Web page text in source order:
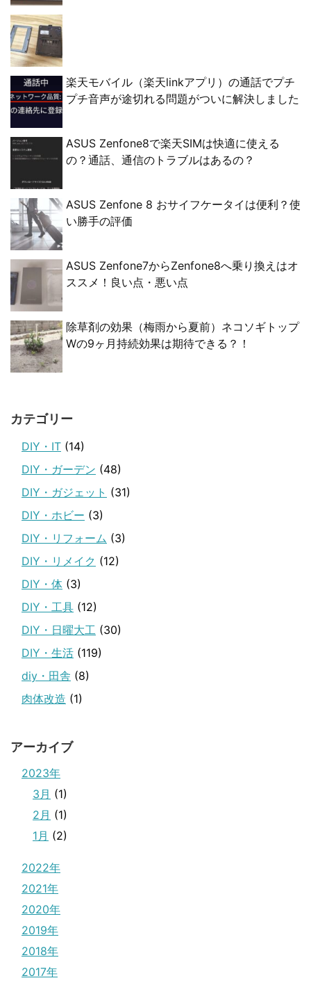
楽天モバイル（楽天linkアプリ）の通話でプチ
プチ音声が途切れる問題がついに解決しました
ASUS Zenfone8で楽天SIMは快適に使える
の？通話、通信のトラブルはあるの？
ASUS Zenfone 8 おサイフケータイは便利？使
い勝手の評価
ASUS Zenfone7からZenfone8へ乗り換えはオ
ススメ！良い点・悪い点
除草剤の効果（梅雨から夏前）ネコソギトップ
Wの9ヶ月持続効果は期待できる？！
カテゴリー
DIY・IT (14)
DIY・ガーデン (48)
DIY・ガジェット (31)
DIY・ホビー (3)
DIY・リフォーム (3)
DIY・リメイク (12)
DIY・体 (3)
DIY・工具 (12)
DIY・日曜大工 (30)
DIY・生活 (119)
diy・田舎 (8)
肉体改造 (1)
アーカイブ
2023年
3月 (1)
2月 (1)
1月 (2)
2022年
2021年
2020年
2019年
2018年
2017年